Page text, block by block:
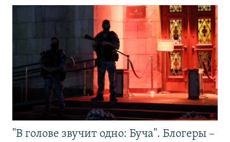
"В голове звучит одно: Буча". Блогеры –